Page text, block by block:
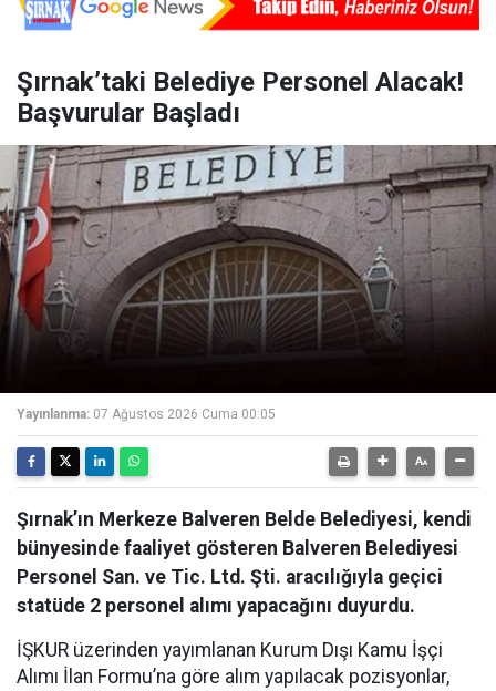
Şırnak’taki Belediye Personel Alacak!
Başvurular Başladı
Yayınlanma: 07 Ağustos 2026 Cuma 00:05
Şırnak’ın Merkeze Balveren Belde Belediyesi, kendi
bünyesinde faaliyet gösteren Balveren Belediyesi
Personel San. ve Tic. Ltd. Şti. aracılığıyla geçici
statüde 2 personel alımı yapacağını duyurdu.
İŞKUR üzerinden yayımlanan Kurum Dışı Kamu İşçi
Alımı İlan Formu’na göre alım yapılacak pozisyonlar,